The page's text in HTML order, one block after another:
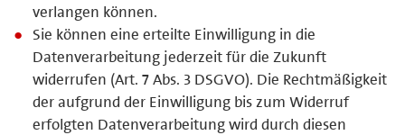
verlangen können.
Sie können eine erteilte Einwilligung in die
Datenverarbeitung jederzeit für die Zukunft
widerrufen (Art. 7 Abs. 3 DSGVO). Die Rechtmäßigkeit
der aufgrund der Einwilligung bis zum Widerruf
erfolgten Datenverarbeitung wird durch diesen